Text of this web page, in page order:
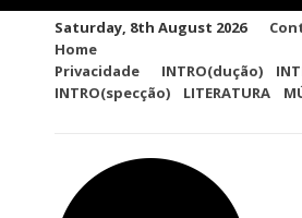
Saturday, 8th August 2026
Home
Privacidade
INTRO(dução)
INTRO(specção)
LITERATURA